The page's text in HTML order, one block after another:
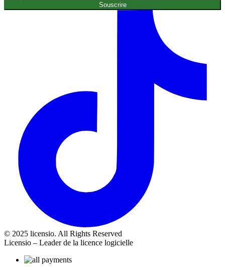
Souscrire
© 2025 licensio. All Rights Reserved
Licensio – Leader de la licence logicielle